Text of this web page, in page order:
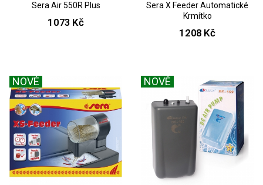
Sera Air 550R Plus
1073 Kč
Sera X Feeder Automatické
Krmítko
1208 Kč
NOVÉ NOVÉ